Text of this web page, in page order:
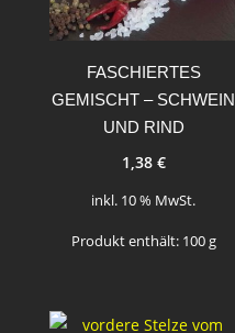
FASCHIERTES
GEMISCHT – SCHWEIN
UND RIND
1,38 €
inkl. 10 % MwSt.
Produkt enthält: 100g